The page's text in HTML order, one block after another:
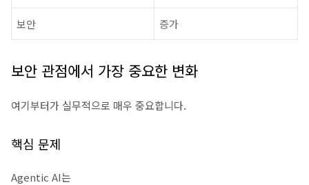
보안 증가
보안 관점에서 가장 중요한 변화
여기부터가 실무적으로 매우 중요합니다.
핵심 문제
Agentic AI는